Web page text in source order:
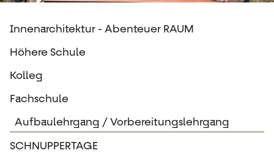
Innenarchitektur - Abenteuer RAUM
Höhere Schule
Kolleg
Fachschule
Aufbaulehrgang / Vorbereitungslehrgang
SCHNUPPERTAGE